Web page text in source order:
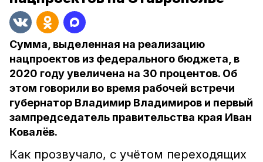
Сумма, выделенная на реализацию
нацпроектов из федерального бюджета, в
2020 году увеличена на 30 процентов. Об
этом говорили во время рабочей встречи
губернатор Владимир Владимиров и первый
зампредседатель правительства края Иван
Ковалёв.
Как прозвучало, с учётом переходящих